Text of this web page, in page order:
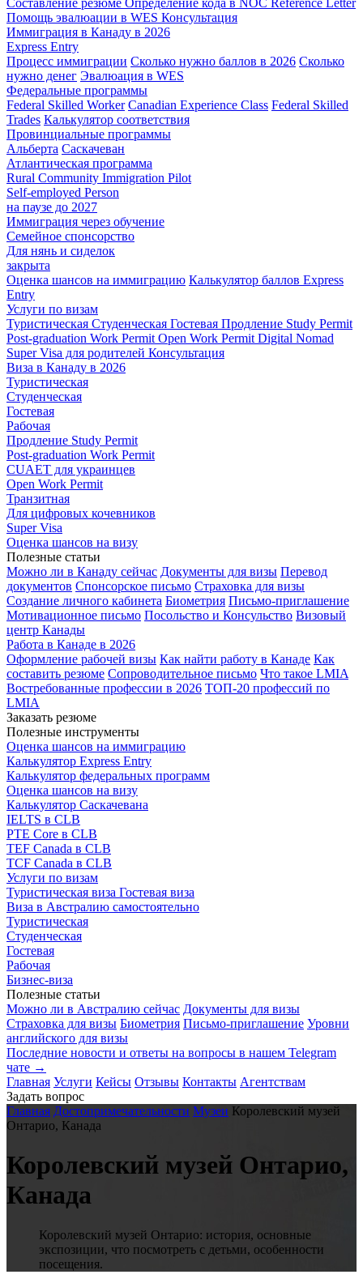
Помощь эвалюации в WES Консультация
Иммиграция в Канаду в 2026
Express Entry
Процесс иммиграции Сколько нужно баллов в 2026 Сколько
нужно денег Эвалюация в WES
Федеральные программы
Federal Skilled Worker Canadian Experience Class Federal Skilled
Trades Калькулятор соответствия
Провинциальные программы
Альберта Саскачеван
Атлантическая программа
Rural Community Immigration Pilot
Self-employed Person
на паузе до 2027
Иммиграция через обучение
Семейное спонсорство
Для нянь и сиделок
закрыта
Оценка шансов на иммиграцию Калькулятор баллов Express
Entry
Услуги по визам
Туристическая Студенческая Гостевая Продление Study Permit
Post-graduation Work Permit Open Work Permit Digital Nomad
Super Visa для родителей Консультация
Виза в Канаду в 2026
Туристическая
Студенческая
Гостевая
Рабочая
Продление Study Permit
Post-graduation Work Permit
CUAET для украинцев
Open Work Permit
Транзитная
Для цифровых кочевников
Super Visa
Оценка шансов на визу
Полезные статьи
Можно ли в Канаду сейчас Документы для визы Перевод
документов Спонсорское письмо Страховка для визы
Создание личного кабинета Биометрия Письмо-приглашение
Мотивационное письмо Посольство и Консульство Визовый
центр Канады
Работа в Канаде в 2026
Оформление рабочей визы Как найти работу в Канаде Как
составить резюме Сопроводительное письмо Что такое LMIA
Востребованные профессии в 2026 ТОП-20 профессий по
LMIA
Заказать резюме
Полезные инструменты
Оценка шансов на иммиграцию
Калькулятор Express Entry
Калькулятор федеральных программ
Оценка шансов на визу
Калькулятор Саскачевана
IELTS в CLB
PTE Core в CLB
TEF Canada в CLB
TCF Canada в CLB
Услуги по визам
Туристическая виза Гостевая виза
Виза в Австралию самостоятельно
Туристическая
Студенческая
Гостевая
Рабочая
Бизнес-виза
Полезные статьи
Можно ли в Австралию сейчас Документы для визы
Страховка для визы Биометрия Письмо-приглашение Уровни
английского для визы
Последние новости и ответы на вопросы в нашем Telegram
чате →
Главная Услуги Кейсы Отзывы Контакты Агентствам
Задать вопрос
Главная Достопримечательности Музеи Королевский музей
Онтарио, Канада
Королевский музей Онтарио,
Канада
Королевский музей Онтарио: история, основные
экспозиции, что посмотреть с детьми, особенности
посещения.